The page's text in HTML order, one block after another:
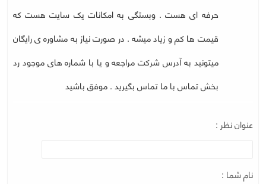
حرفه ای هست . وبستگی به امکانات یک سایت هست که
قیمت ها کم و زیاد میشه . در صورت نیاز به مشاوره ی رایگان
میتونید به آدرس شرکت مراجعه و یا با شماره های موجود رد
بخش تماس با ما تماس بگیرید . موفق باشید
عنوان نظر :
نام شما :